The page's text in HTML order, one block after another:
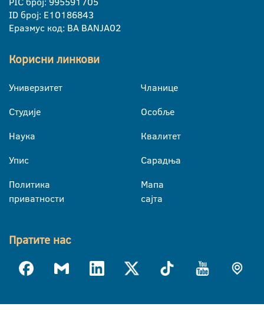
ID број: E10186843
Еразмус код: BA BANJA02
Корисни линкови
Универзитет
Студије
Наука
Упис
Политика
приватности
Чланице
Особље
Квалитет
Сарадња
Мапа
сајта
Пратите нас